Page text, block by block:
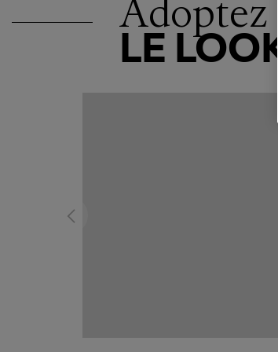
Adoptez
LE LOOK